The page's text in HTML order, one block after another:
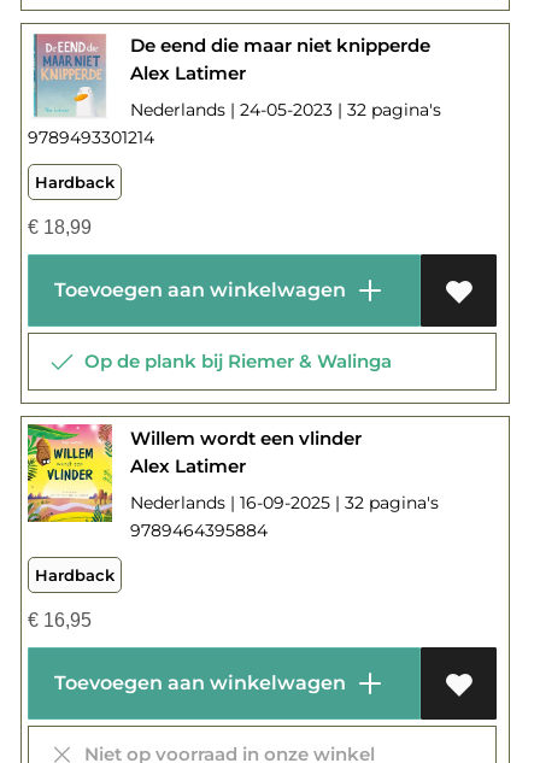
De eend die maar niet knipperde
Alex Latimer
Nederlands | 24-05-2023 | 32 pagina's
9789493301214
Hardback
€18,99
Toevoegen aan winkelwagen
Op de plank bij Riemer & Walinga
Willem wordt een vlinder
Alex Latimer
Nederlands | 16-09-2025 | 32 pagina's
9789464395884
Hardback
€16,95
Toevoegen aan winkelwagen
Niet op voorraad in onze winkel